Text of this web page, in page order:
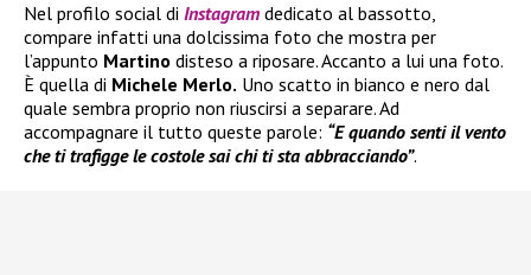
Nel profilo social di Instagram dedicato al bassotto,
compare infatti una dolcissima foto che mostra per
l’appunto Martino disteso a riposare. Accanto a lui una foto.
È quella di Michele Merlo. Uno scatto in bianco e nero dal
quale sembra proprio non riuscirsi a separare. Ad
accompagnare il tutto queste parole: “E quando senti il vento
che ti trafigge le costole sai chi ti sta abbracciando”.